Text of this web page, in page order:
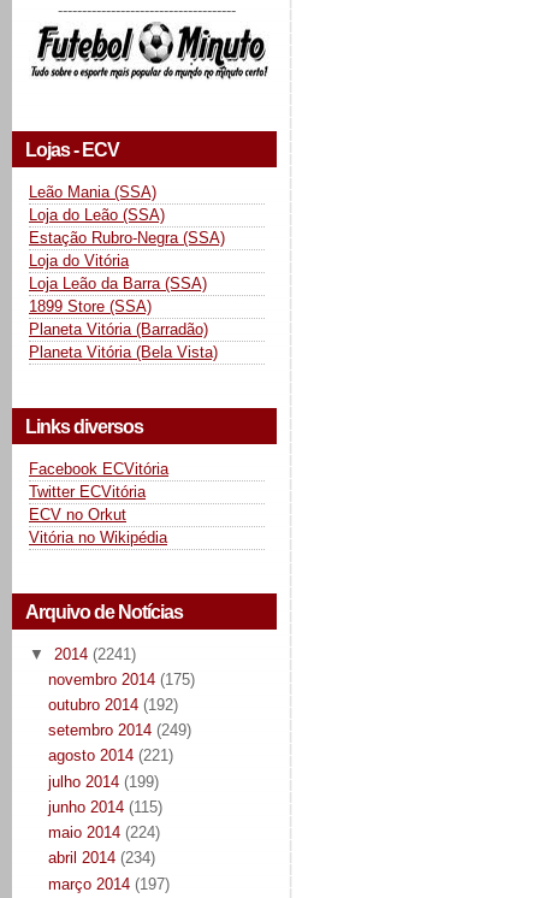
-------------------------------------
Lojas - ECV
Leão Mania (SSA)
Loja do Leão (SSA)
Estação Rubro-Negra (SSA)
Loja do Vitória
Loja Leão da Barra (SSA)
1899 Store (SSA)
Planeta Vitória (Barradão)
Planeta Vitória (Bela Vista)
Links diversos
Facebook ECVitória
Twitter ECVitória
ECV no Orkut
Vitória no Wikipédia
Arquivo de Notícias
▼ 2014 (2241)
novembro 2014 (175)
outubro 2014 (192)
setembro 2014 (249)
agosto 2014 (221)
julho 2014 (199)
junho 2014 (115)
maio 2014 (224)
abril 2014 (234)
março 2014 (197)